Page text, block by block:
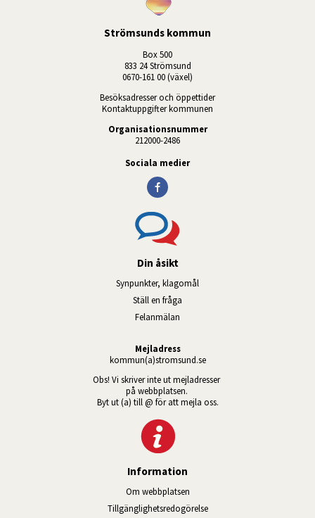
Strömsunds kommun
Box 500
833 24 Strömsund
0670-161 00 (växel)
Besöksadresser och öppettider
Kontaktuppgifter kommunen
Organisationsnummer
212000-2486
Sociala medier
Din åsikt
Synpunkter, klagomål
Ställ en fråga
Felanmälan
Mejladress
kommun(a)stromsund.se
Obs! Vi skriver inte ut mejladresser
på webbplatsen.
Byt ut (a) till @ för att mejla oss.
Information
Om webbplatsen
Tillgänglig­hets­redo­görelse